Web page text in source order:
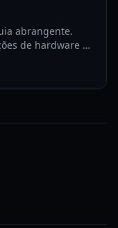
abrangente.
de hardware e